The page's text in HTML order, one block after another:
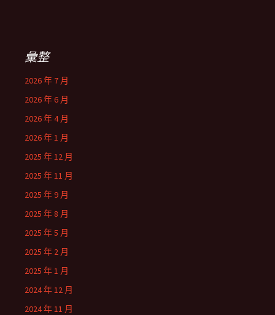
彙整
2026 年 7 月
2026 年 6 月
2026 年 4 月
2026 年 1 月
2025 年 12 月
2025 年 11 月
2025 年 9 月
2025 年 8 月
2025 年 5 月
2025 年 2 月
2025 年 1 月
2024 年 12 月
2024 年 11 月